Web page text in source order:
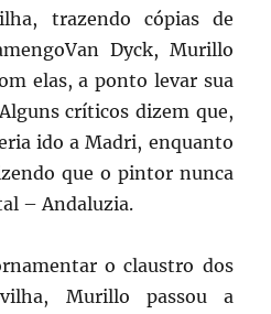
trazendo cópias de
Dyck, Murillo
elas, a ponto levar sua
críticos dizem que,
ido a Madri, enquanto
que o pintor nunca
– Andaluzia.
o claustro dos
Murillo passou a